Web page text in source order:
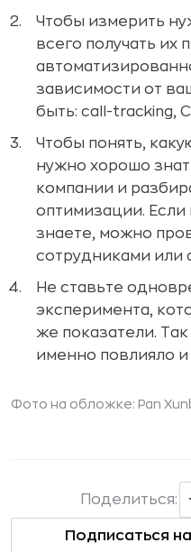
Чтобы измерить
всего получать их
зависимости от
быть: call-tracking,
Чтобы понять,
нужно хорошо
компании и
оптимизации. Если
знаете, можно
сотрудниками или
Не ставьте
эксперимента,
же показатели.
именно повлияло и
Фото на обложке: Pan
Подписаться
Поделиться: